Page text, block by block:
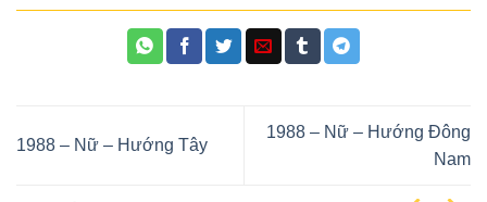
1988 – Nữ – Hướng Tây
1988 – Nữ – Hướng Đông
Nam